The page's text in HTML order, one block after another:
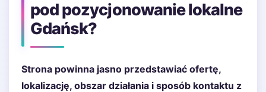
pod pozycjonowanie lokalne
Gdańsk?
Strona powinna jasno przedstawiać ofertę,
lokalizację, obszar działania i sposób kontaktu z